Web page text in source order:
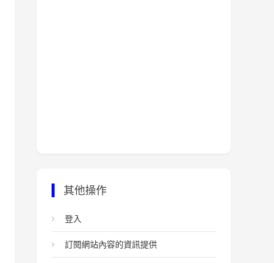
其他操作
登入
訂閱網站內容的資訊提供